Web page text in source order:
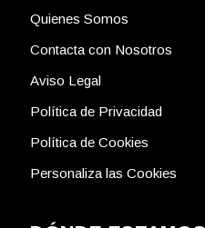
Quienes Somos
Contacta con Nosotros
Aviso Legal
Política de Privacidad
Política de Cookies
Personaliza las Cookies